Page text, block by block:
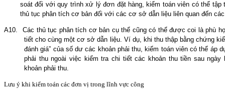
soát đối với quy trình xử lý đơn đặt hàng, kiểm toán viên có thể
thủ tục phân tích cơ bản đối với các cơ sở dẫn liệu liên quan đến
A10.
Các thủ tục phân tích cơ bản cụ thể cũng có thể được coi là phù
tiết cho cùng một cơ sở dẫn liệu. Ví dụ, khi thu thập bằng chứng
đánh giá” của số dư các khoản phải thu, kiểm toán viên có thể áp
phải thu ngoài việc kiểm tra chi tiết các khoản thu tiền sau
khoản phải thu.
Lưu ý khi kiểm toán các đơn vị trong lĩnh vực công